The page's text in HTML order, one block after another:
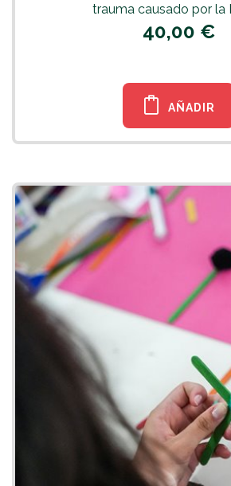
trauma causado por la
40,00 €
AÑADIR